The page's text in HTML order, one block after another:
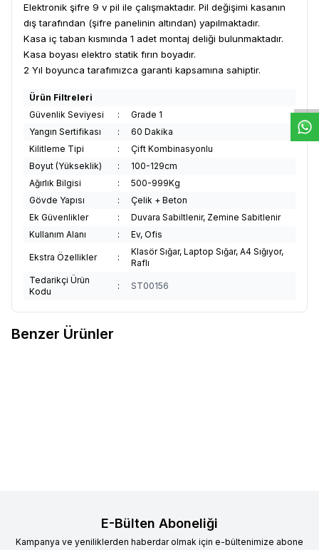
Elektronik şifre 9 v pil ile çalışmaktadır. Pil değişimi kasanın
dış tarafından (şifre panelinin altından) yapılmaktadır.
Kasa iç taban kısmında 1 adet montaj deliği bulunmaktadır.
Kasa boyası elektro statik fırın boyadır.
2 Yıl boyunca tarafımızca garanti kapsamına sahiptir.
Ürün Filtreleri
Güvenlik Seviyesi
:
Grade 1
Yangın Sertifikası
:
60 Dakika
Kilitleme Tipi
:
Çift Kombinasyonlu
Boyut (Yükseklik)
:
100-129cm
Ağırlık Bilgisi
:
500-999Kg
Gövde Yapısı
:
Çelik + Beton
Ek Güvenlikler
:
Duvara Sabiltlenir, Zemine Sabitlenir
Kullanım Alanı
: Ev, Ofis
Ekstra Özellikler :
Klasör Sığar, Laptop Sığar, A4 Sığıyor,
Raflı
Tedarikçi Ürün
Kodu
: ST00156
Benzer Ürünler
E-Bülten Aboneliği
Kampanya ve yeniliklerden haberdar olmak için e-bültenimize abone